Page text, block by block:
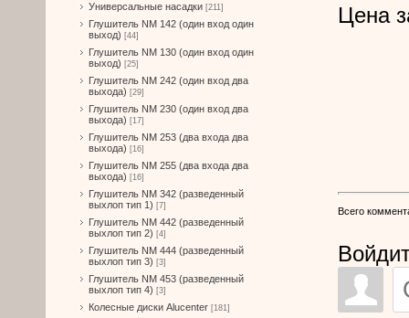
Универсальные насадки [211]
Глушитель NM 142 (один вход один
выход) [44]
Глушитель NM 130 (один вход один
выход) [25]
Глушитель NM 242 (один вход два
выхода) [29]
Глушитель NM 230 (один вход два
выхода) [17]
Глушитель NM 253 (два входа два
выхода) [16]
Глушитель NM 255 (два входа два
выхода) [16]
Глушитель NM 342 (разведенный
выхлоп тип 1) [7]
Глушитель NM 442 (разведенный
выхлоп тип 2) [4]
Глушитель NM 444 (разведенный
выхлоп тип 3) [3]
Глушитель NM 453 (разведенный
выхлоп тип 4) [3]
Колесные диски Alucenter [181]
Цена
Всего